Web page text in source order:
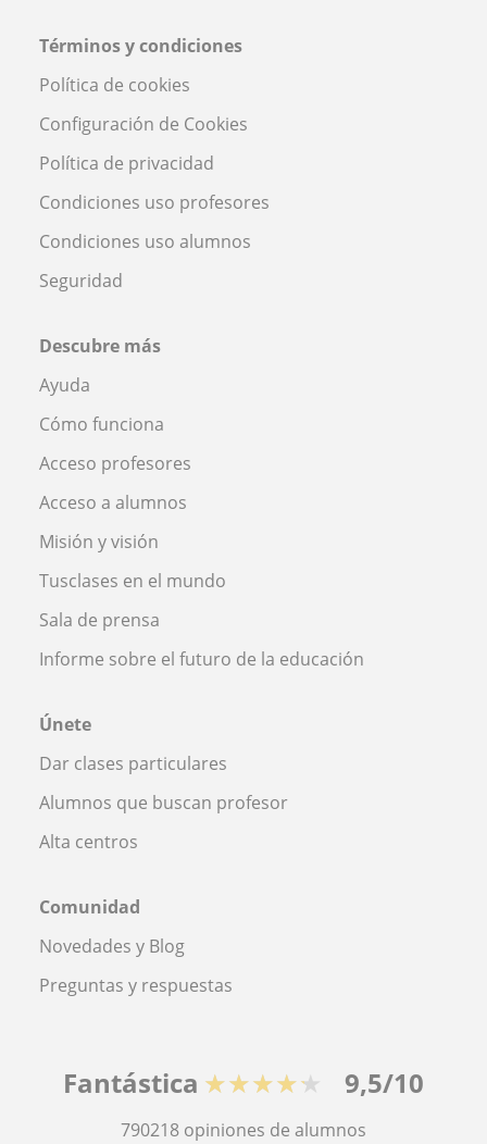
Términos y condiciones
Política de cookies
Configuración de Cookies
Política de privacidad
Condiciones uso profesores
Condiciones uso alumnos
Seguridad
Descubre más
Ayuda
Cómo funciona
Acceso profesores
Acceso a alumnos
Misión y visión
Tusclases en el mundo
Sala de prensa
Informe sobre el futuro de la educación
Únete
Dar clases particulares
Alumnos que buscan profesor
Alta centros
Comunidad
Novedades y Blog
Preguntas y respuestas
Fantástica ★★★★★ 9,5/10
790218 opiniones de alumnos